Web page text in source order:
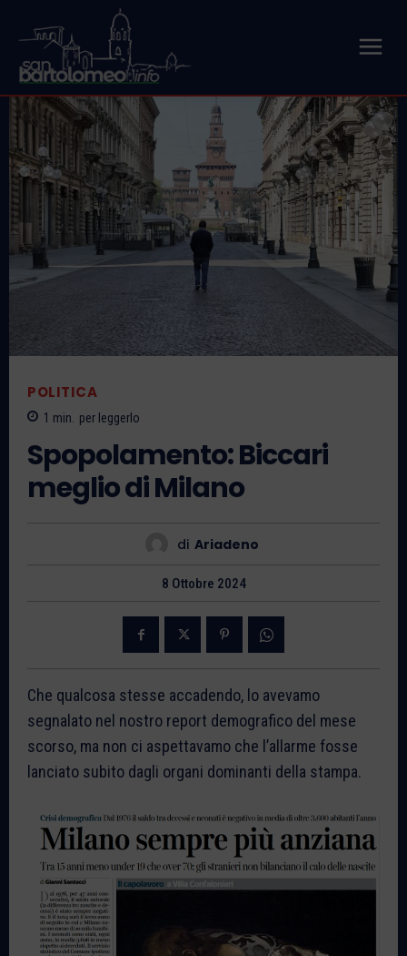
POLITICA
1 min. per leggerlo
Spopolamento: Biccari
meglio di Milano
di Ariadeno
8 Ottobre 2024
Che qualcosa stesse accadendo, lo avevamo
segnalato nel nostro report demografico del mese
scorso, ma non ci aspettavamo che l’allarme fosse
lanciato subito dagli organi dominanti della stampa.